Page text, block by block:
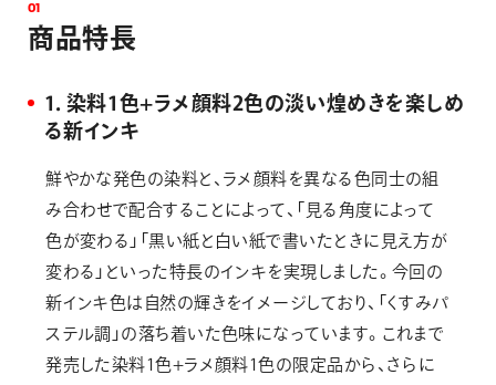
01
商品特長
1．染料1色+ラメ顔料2色の淡い煌めきを楽しめ
る新インキ
鮮やかな発色の染料と、ラメ顔料を異なる色同士の組
み合わせで配合することによって、「見る角度によって
色が変わる」「黒い紙と白い紙で書いたときに見え方が
変わる」といった特長のインキを実現しました。今回の
新インキ色は自然の輝きをイメージしており、「くすみパ
ステル調」の落ち着いた色味になっています。これまで
発売した染料1色+ラメ顔料1色の限定品から、さらに